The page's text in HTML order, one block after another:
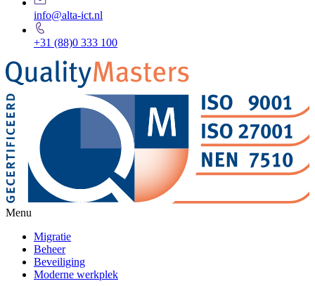
info@alta-ict.nl
+31 (88)0 333 100
Menu
Migratie
Beheer
Beveiliging
Moderne werkplek